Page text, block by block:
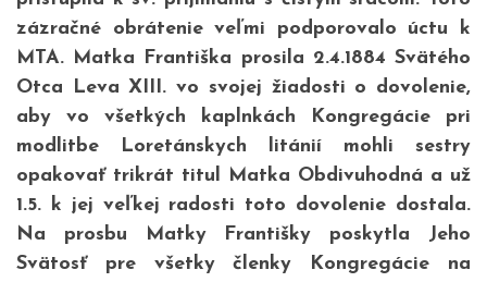
zázračné obrátenie veľmi podporovalo úctu k
MTA. Matka Františka prosila 2.4.1884 Svätého
Otca Leva XIII. vo svojej žiadosti o dovolenie,
aby vo všetkých kaplnkách Kongregácie pri
modlitbe Loretánskych litánií mohli sestry
opakovať trikrát titul Matka Obdivuhodná a už
1.5. k jej veľkej radosti toto dovolenie dostala.
Na prosbu Matky Františky poskytla Jeho
Svätosť pre všetky členky Kongregácie na